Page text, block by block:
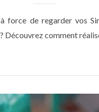
Découvrez comment